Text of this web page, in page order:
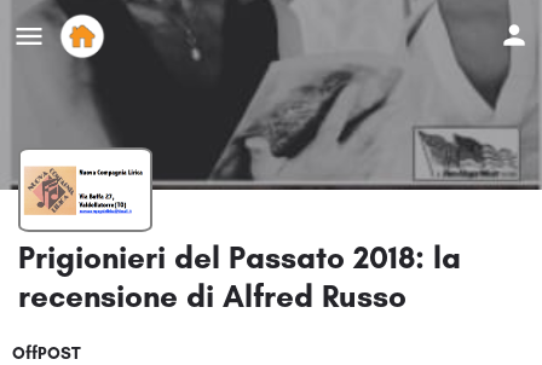
Prigionieri del Passato 2018: la
recensione di Alfred Russo
OffPOST